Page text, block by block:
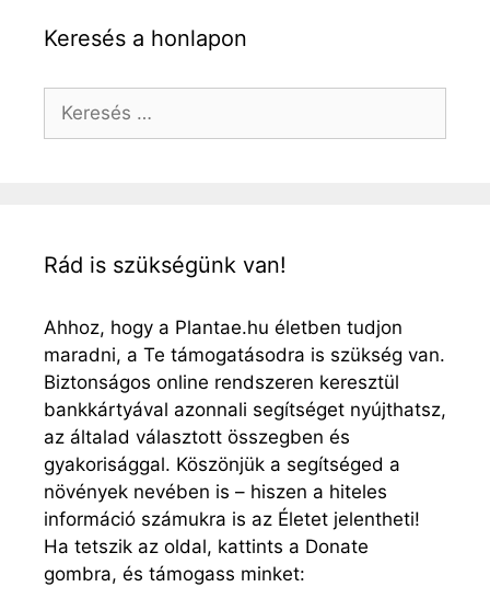
Keresés a honlapon
Keresés:
Rád is szükségünk van!
Ahhoz, hogy a Plantae.hu életben tudjon
maradni, a Te támogatásodra is szükség van.
Biztonságos online rendszeren keresztül
bankkártyával azonnali segítséget nyújthatsz,
az általad választott összegben és
gyakorisággal. Köszönjük a segítséged a
növények nevében is – hiszen a hiteles
információ számukra is az Életet jelentheti!
Ha tetszik az oldal, kattints a Donate
gombra, és támogass minket: